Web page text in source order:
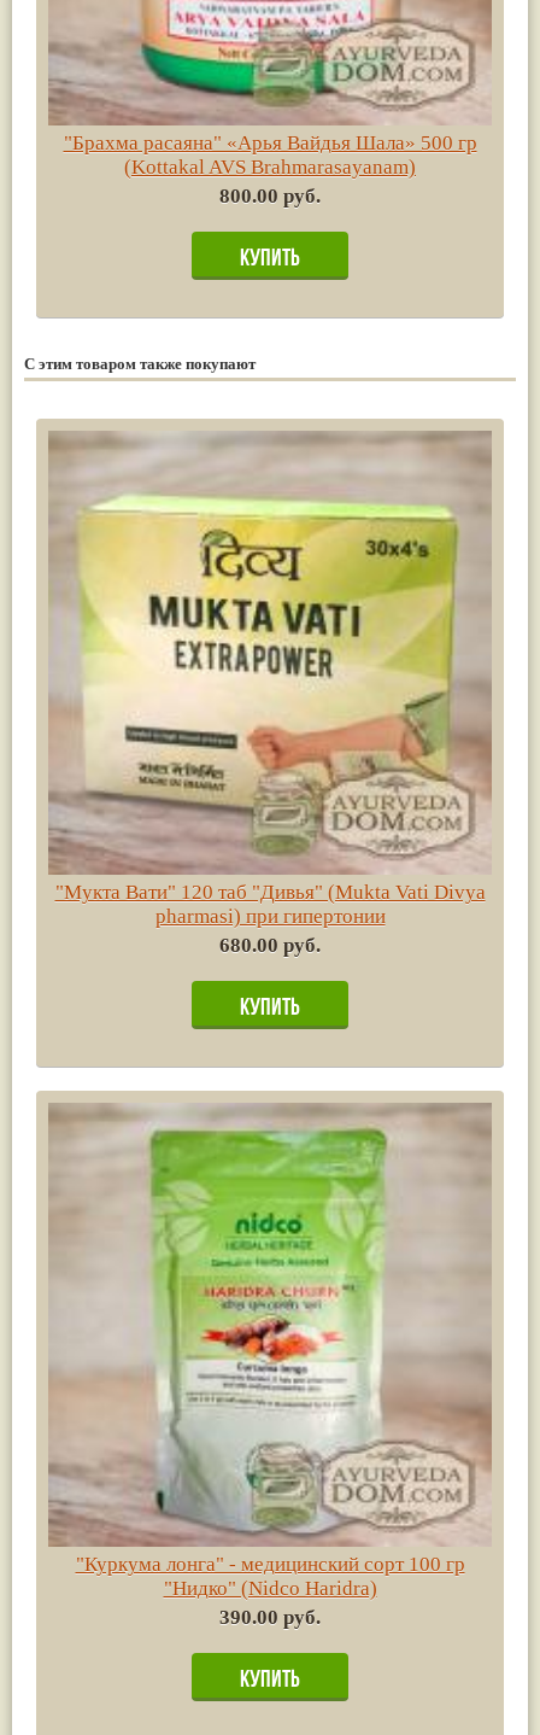
"Брахма расаяна" «Арья Вайдья Шала» 500 гр
(Kottakal AVS Brahmarasayanam)
800.00 руб.
С этим товаром также покупают
"Мукта Вати" 120 таб "Дивья" (Mukta Vati Divya
pharmasi) при гипертонии
680.00 руб.
"Куркума лонга" - медицинский сорт 100 гр
"Нидко" (Nidco Haridra)
390.00 руб.